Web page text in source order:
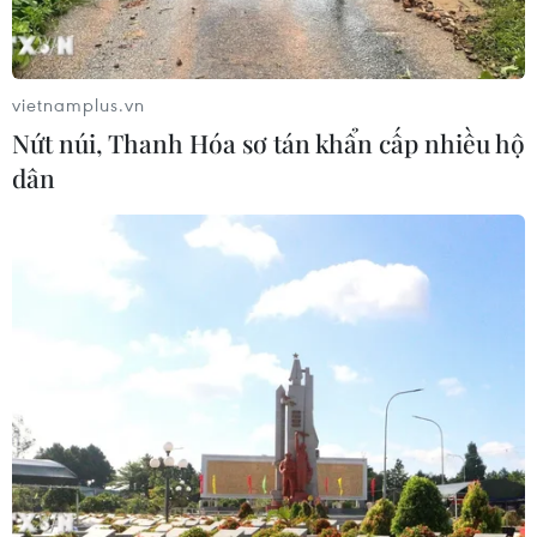
Xem thêm
CƠ QUAN CHỦ QUẢN: THÔNG TẤN XÃ VIỆT NAM
Tổng Biên tập: TRẦN TIẾN DUẨN
Phó Tổng Biên tập: NGUYỄN THỊ TÁM, KHÚC THANH
Sở hữu trí tuệ
Quy định sử dụng
RSS
Hỗ trợ
Ngôn ngữ
TTXVN
vietnamplus.vn
Nứt núi, Thanh Hóa sơ tán khẩn cấp nhiều hộ
dân